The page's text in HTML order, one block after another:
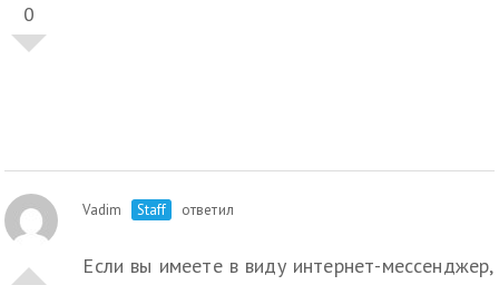
0
Vadim Staff ответил
Если вы имеете в виду интернет-мессенджер,